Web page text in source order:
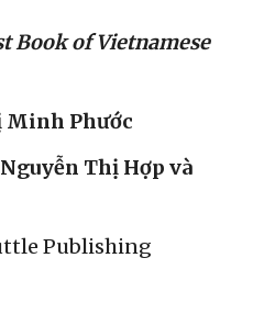
Minh Phước
Nguyễn Thị Hợp và
Publishing